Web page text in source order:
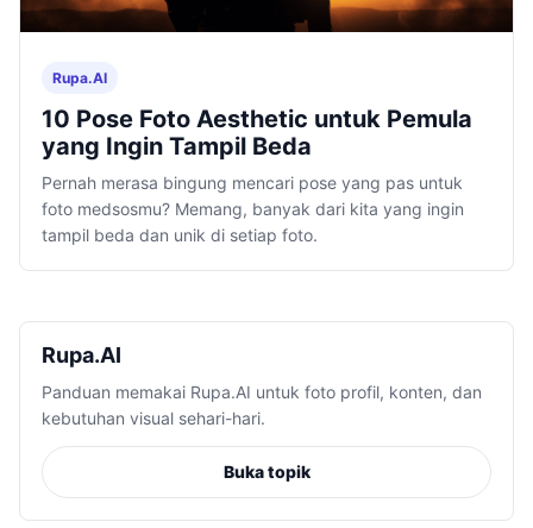
Rupa.AI
10 Pose Foto Aesthetic untuk Pemula
yang Ingin Tampil Beda
Pernah merasa bingung mencari pose yang pas untuk
foto medsosmu? Memang, banyak dari kita yang ingin
tampil beda dan unik di setiap foto.
Rupa.AI
Panduan memakai Rupa.AI untuk foto profil, konten, dan
kebutuhan visual sehari-hari.
Buka topik